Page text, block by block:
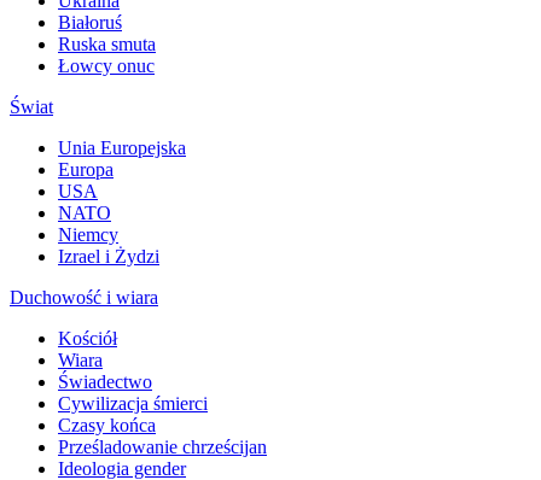
Białoruś
Ruska smuta
Łowcy onuc
Świat
Unia Europejska
Europa
USA
NATO
Niemcy
Izrael i Żydzi
Duchowość i wiara
Kościół
Wiara
Świadectwo
Cywilizacja śmierci
Czasy końca
Prześladowanie chrześcijan
Ideologia gender